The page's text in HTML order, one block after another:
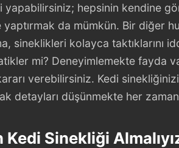
yapabilirsiniz; hepsinin kendine
da mümkün. Bir diğer
sineklikleri kolayca taktıklarını
mi? Deneyimlemekte fayda
verebilirsiniz. Kedi
detayları düşünmekte her
Kedi Sinekliği